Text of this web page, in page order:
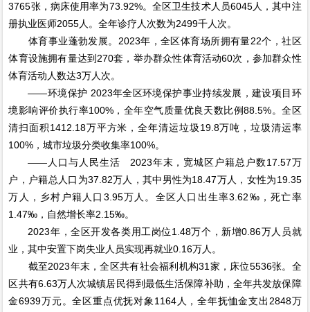
3765张，病床使用率为73.92%。全区卫生技术人员6045人，其中注
册执业医师2055人。全年诊疗人次数为2499千人次。
体育事业蓬勃发展。2023年，全区体育场所拥有量22个，社区
体育设施拥有量达到270套，举办群众性体育活动60次，参加群众性
体育活动人数达3万人次。
——环境保护 2023年全区环境保护事业持续发展，建设项目环
境影响评价执行率100%，全年空气质量优良天数比例88.5%。全区
清扫面积1412.18万平方米，全年清运垃圾19.8万吨，垃圾清运率
100%，城市垃圾分类收集率100%。
——人口与人民生活 2023年末，宽城区户籍总户数17.57万
户，户籍总人口为37.82万人，其中男性为18.47万人，女性为19.35
万人，乡村户籍人口3.95万人。全区人口出生率3.62‰，死亡率
1.47‰，自然增长率2.15‰。
2023年，全区开发各类用工岗位1.48万个，新增0.86万人员就
业，其中安置下岗失业人员实现再就业0.16万人。
截至2023年末，全区共有社会福利机构31家，床位5536张。全
区共有6.63万人次城镇居民得到最低生活保障补助，全年共发放保障
金6939万元。全区重点优抚对象1164人，全年抚恤金支出2848万